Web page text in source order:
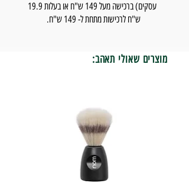
עסקים) ברכישה מעל 149 ש"ח או בעלות 19.9
ש"ח לרכישות מתחת ל- 149 ש"ח.
מוצרים שאולי תאהב: